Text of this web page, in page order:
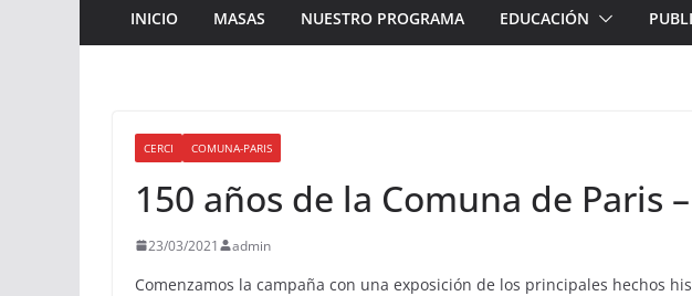
INICIO MASAS NUESTRO PROGRAMA EDUCACIÓN
CERCI COMUNA-PARIS
150 años de la Comuna de Paris
23/03/2021 admin
Comenzamos la campaña con una exposición de los principales hechos